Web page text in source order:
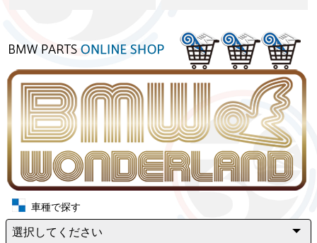
車種で探す